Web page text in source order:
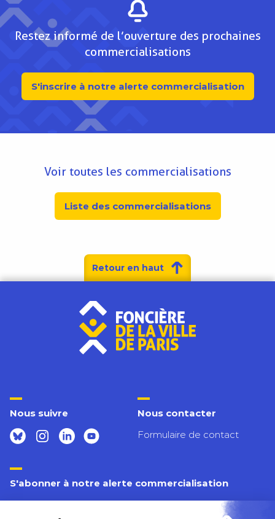
Restez informé de l’ouverture des prochaines
commercialisations
S'inscrire à notre alerte commercialisation
Voir toutes les commercialisations
Liste des commercialisations
Nous suivre
Nous contacter
Formulaire de contact
S'abonner à notre alerte commercialisation
Inscrivez-vous pour connaître tous nos prochains
Retour en haut